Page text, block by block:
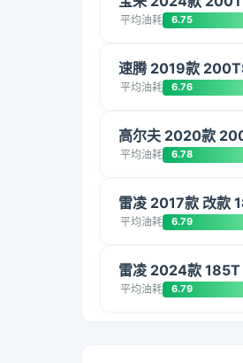
平均油耗 6.75
速腾 2019款
平均油耗 6.76
高尔夫 2020款
平均油耗 6.78
雷凌 2017款 改款
平均油耗 6.79
雷凌 2024款
平均油耗 6.79